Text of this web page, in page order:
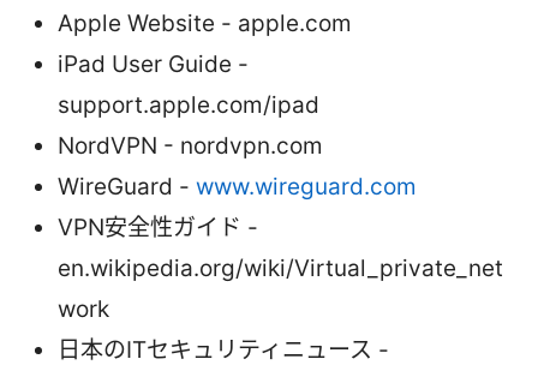
Apple Website - apple.com
iPad User Guide -
support.apple.com/ipad
NordVPN - nordvpn.com
WireGuard - www.wireguard.com
VPN安全性ガイド -
en.wikipedia.org/wiki/Virtual_private_net
work
日本のITセキュリティニュース -